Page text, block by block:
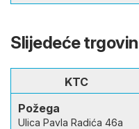
Slijedeće
KTC
Požega
Ulica Pavla Radića 46a